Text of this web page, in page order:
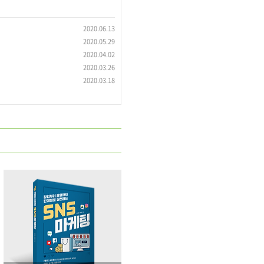
2020.06.13
2020.05.29
2020.04.02
2020.03.26
2020.03.18